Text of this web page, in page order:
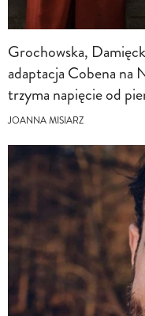
Grochowska,
adaptacja Cobena na
trzyma napięcie od
JOANNA MISIARZ